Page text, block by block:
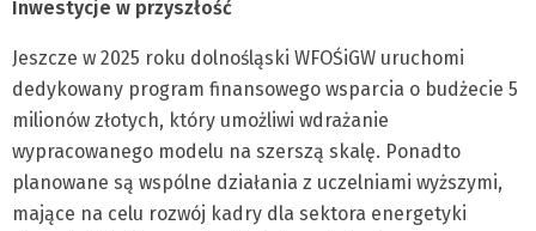
Inwestycje w przyszłość
Jeszcze w 2025 roku dolnośląski WFOŚiGW uruchomi
dedykowany program finansowego wsparcia o budżecie 5
milionów złotych, który umożliwi wdrażanie
wypracowanego modelu na szerszą skalę. Ponadto
planowane są wspólne działania z uczelniami wyższymi,
mające na celu rozwój kadry dla sektora energetyki